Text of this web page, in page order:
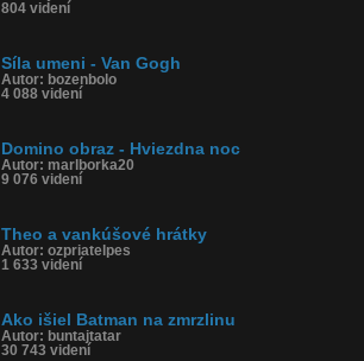
804 videní
Síla umeni - Van Gogh
Autor: bozenbolo
4 088 videní
Domino obraz - Hviezdna noc
Autor: marlborka20
9 076 videní
Theo a vankúšové hrátky
Autor: ozpriatelpes
1 633 videní
Ako išiel Batman na zmrzlinu
Autor: buntajtatar
30 743 videní